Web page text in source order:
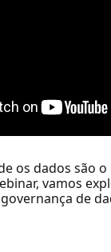
os dados são
vamos
de